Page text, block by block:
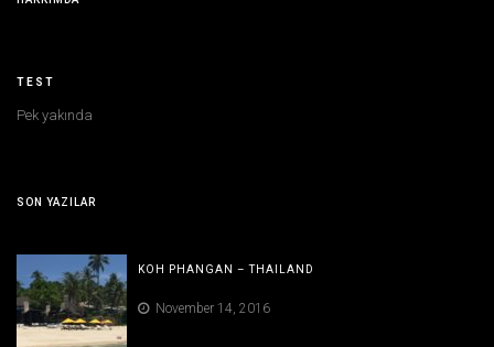
TEST
Pek yakında
SON YAZILAR
KOH PHANGAN – THAILAND
November 14, 2016